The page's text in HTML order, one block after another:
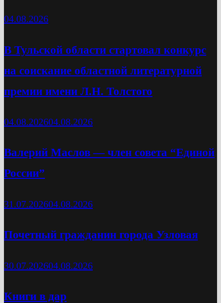
04.08.2026
В Тульской области стартовал конкурс
на соискание областной литературной
премии имени Л.Н. Толстого
04.08.202604.08.2026
Валерий Маслов — член совета “Единой
России”
31.07.202604.08.2026
Почетный гражданин города Узловая
30.07.202604.08.2026
Книги в дар